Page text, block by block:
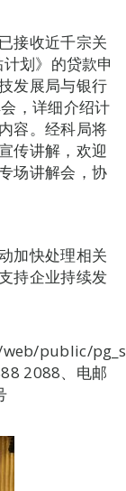
接收近千宗关
划》的贷款申
发展局与银行
，详细介绍计
容。经科局将
传讲解，欢迎
场讲解会，协
加快处理相关
持企业持续发
public/
2088、电邮